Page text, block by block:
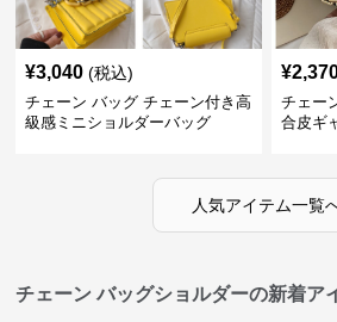
¥3,040 (税込)
チェーン バッグ チェーン付き高
級感ミニショルダーバッグ
¥
チェー
合皮ギ
人気アイテム一覧
チェーン バッグショルダーの新着ア